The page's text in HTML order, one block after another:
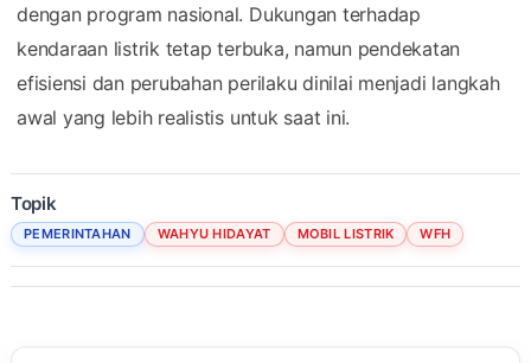
dengan program nasional. Dukungan terhadap
kendaraan listrik tetap terbuka, namun pendekatan
efisiensi dan perubahan perilaku dinilai menjadi langkah
awal yang lebih realistis untuk saat ini.
Topik
PEMERINTAHAN WAHYU HIDAYAT MOBIL LISTRIK WFH